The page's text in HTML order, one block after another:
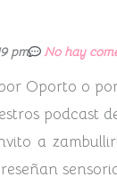
pm No hay
Oporto o
podcast
a